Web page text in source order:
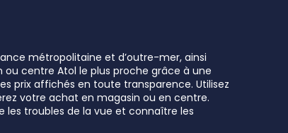
métropolitaine et d’outre-mer, ainsi
centre Atol le plus proche grâce à une
prix affichés en toute transparence. Utilisez
votre achat en magasin ou en centre.
les troubles de la vue et connaître les